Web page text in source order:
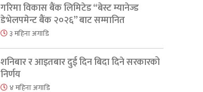
गरिमा विकास बैंक लिमिटेड “बेस्ट म्यानेज्ड
डेभेलपमेन्ट बैंक २०२६” बाट सम्मानित
३ महिना अगाडि
शनिबार र आइतबार दुई दिन बिदा दिने सरकारको
निर्णय
४ महिना अगाडि